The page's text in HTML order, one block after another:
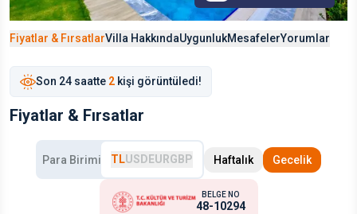
Fiyatlar & FırsatlarVilla HakkındaUygunlukMesafelerYorumlar
Son 24 saatte 2 kişi görüntüledi!
Fiyatlar & Fırsatlar
Para Birimi TLUSD EURGBP Haftalık Gecelik
BELGE NO
48-10294